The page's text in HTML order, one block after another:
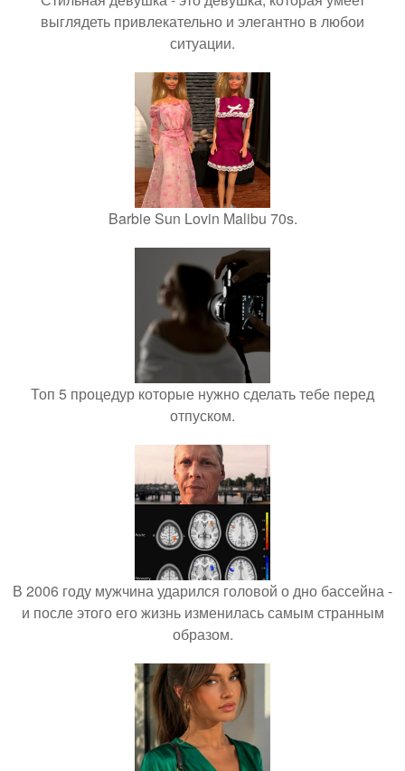
выглядеть привлекательно и элегантно в любои
ситуации.
Barbie Sun Lovin Malibu 70s.
Топ 5 процедур которые нужно сделать тебе перед
отпуском.
В 2006 году мужчина ударился головой о дно бассейна -
и после этого его жизнь изменилась самым странным
образом.